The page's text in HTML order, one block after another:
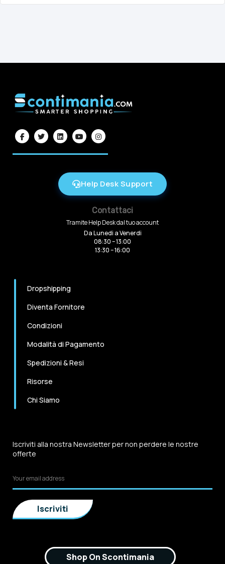
Help Desk Support
Contattaci
Tramite Help Desk dal tuo account
Da Lunedi a Venerdi
08:30 – 13:00
13:30 – 16:00
Dropshipping
Diventa Fornitore
Condizioni
Modalità di Pagamento
Spedizioni & Resi
Risorse
Chi Siamo
Iscriviti alla nostra Newsletter per non perdere le nostre
offerte
Shop On Scontimania